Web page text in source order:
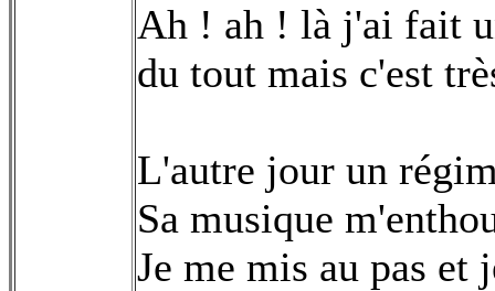
Ah ! ah ! là j'ai fait
du tout mais c'est
L'autre jour un
Sa musique
Je me mis au pas et